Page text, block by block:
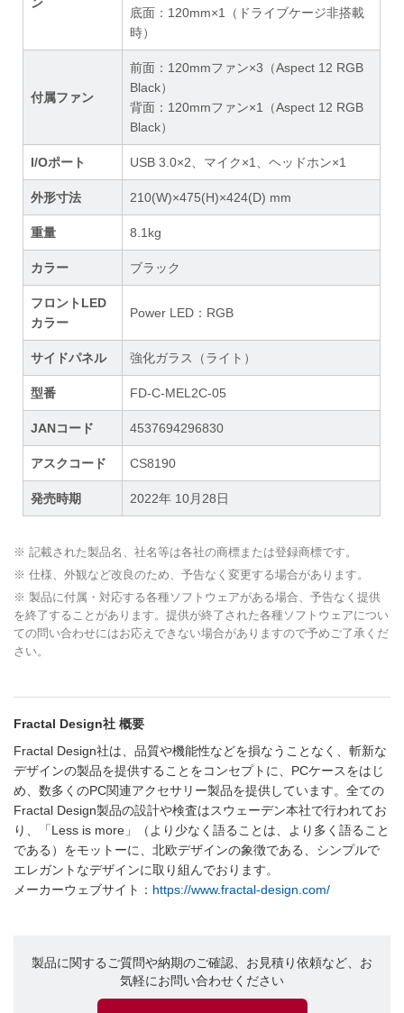
底面：120mm×1（ドライブケージ非搭載
時）
付属ファン
前面：120mmファン×3（Aspect 12 RGB
Black）
背面：120mmファン×1（Aspect 12 RGB
Black）
I/Oポート USB 3.0×2、マイク×1、ヘッドホン×1
外形寸法 210(W)×475(H)×424(D) mm
重量 8.1kg
カラー ブラック
フロントLED
カラー
Power LED：RGB
サイドパネル 強化ガラス（ライト）
型番 FD-C-MEL2C-05
JANコード 4537694296830
アスクコード CS8190
発売時期 2022年 10月28日
※ 記載された製品名、社名等は各社の商標または登録商標です。
※ 仕様、外観など改良のため、予告なく変更する場合があります。
※ 製品に付属・対応する各種ソフトウェアがある場合、予告なく提供
を終了することがあります。提供が終了された各種ソフトウェアについ
ての問い合わせにはお応えできない場合がありますので予めご了承くだ
さい。
Fractal Design社 概要
Fractal Design社は、品質や機能性などを損なうことなく、斬新な
デザインの製品を提供することをコンセプトに、PCケースをはじ
め、数多くのPC関連アクセサリー製品を提供しています。全ての
Fractal Design製品の設計や検査はスウェーデン本社で行われてお
り、「Less is more」（より少なく語ることは、より多く語ること
である）をモットーに、北欧デザインの象徴である、シンプルで
エレガントなデザインに取り組んでおります。
メーカーウェブサイト： https://www.fractal-design.com/
製品に関するご質問や納期のご確認、お見積り依頼など、お
気軽にお問い合わせください